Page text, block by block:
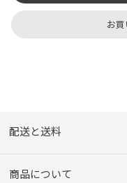
お
配送と送料
商品について